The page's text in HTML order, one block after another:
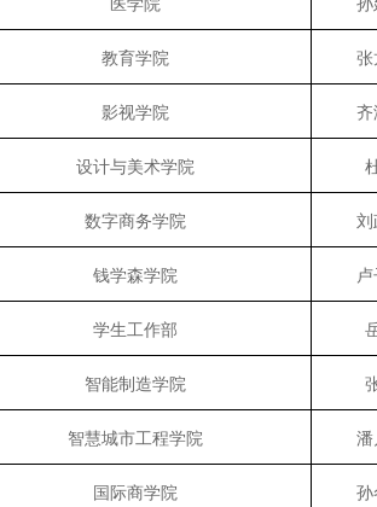
教育学院
影视学院
设计与美术学院
数字商务学院
钱学森学院
学生工作部
智能制造学院
智慧城市工程学院
国际商学院